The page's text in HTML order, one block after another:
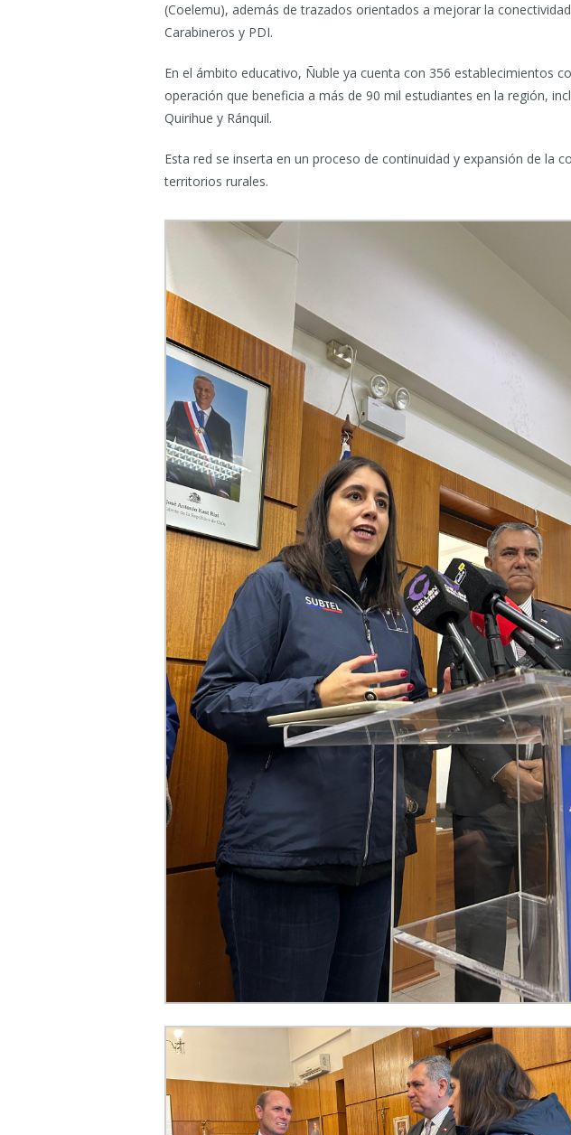
(Coelemu), además de trazados orientados a mejorar la
Carabineros y PDI.
En el ámbito educativo, Ñuble ya cuenta con 356 establecimientos
operación que beneficia a más de 90 mil estudiantes en la región,
Quirihue y Ránquil.
Esta red se inserta en un proceso de continuidad y expansión de la
territorios rurales.